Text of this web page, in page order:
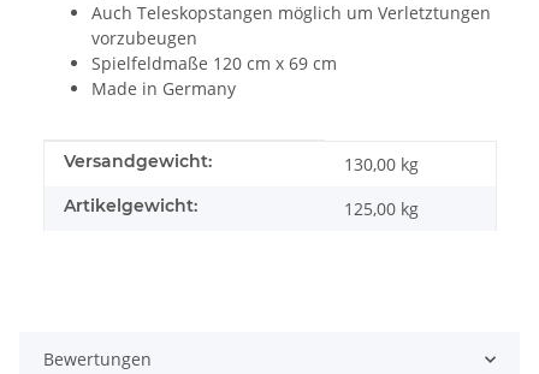
Auch Teleskopstangen möglich um Verletztungen
vorzubeugen
Spielfeldmaße 120 cm x 69 cm
Made in Germany
Produkteigenschaft
Wert
Versandgewicht: 130,00 kg
Artikelgewicht: 125,00 kg
Bewertungen